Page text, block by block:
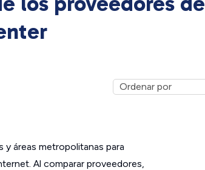
áreas metropolitanas para
Al comparar proveedores,